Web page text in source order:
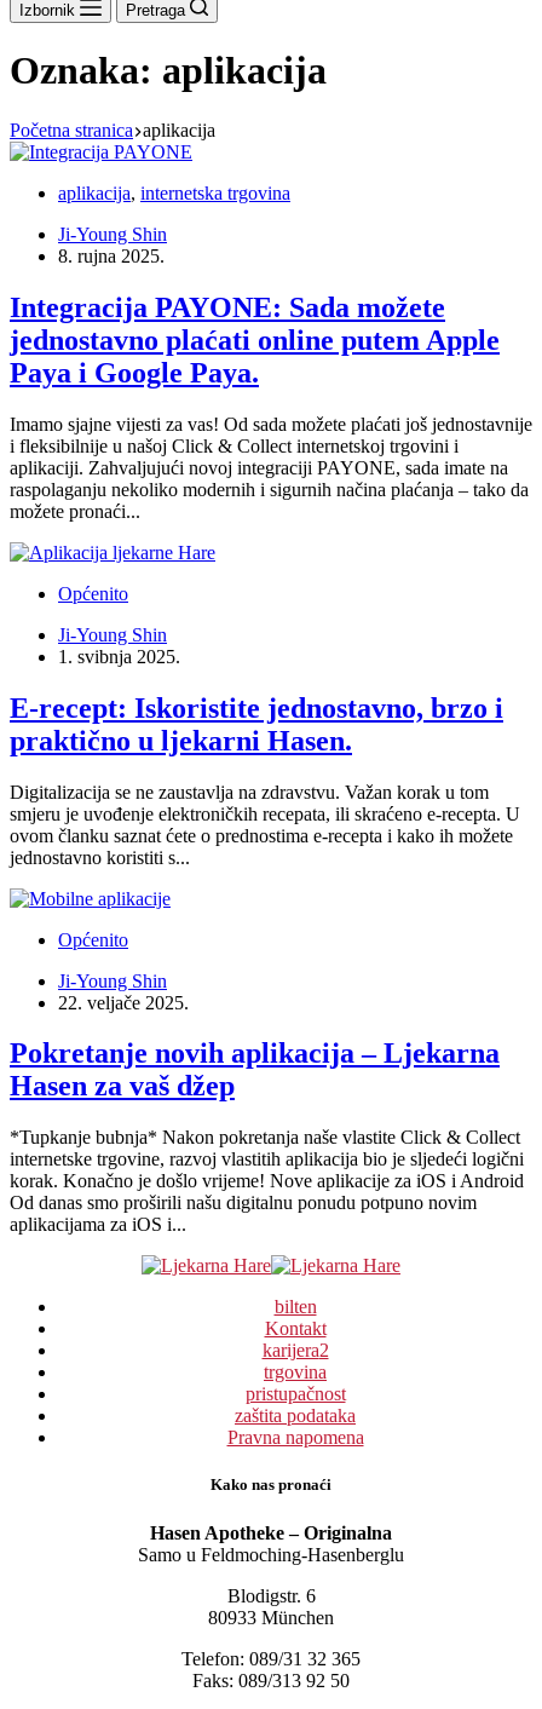
Izbornik Pretraga
Oznaka: aplikacija
Početna stranica aplikacija
aplikacija, internetska trgovina
Ji-Young Shin
8. rujna 2025.
Integracija PAYONE: Sada možete
jednostavno plaćati online putem Apple
Paya i Google Paya.
Imamo sjajne vijesti za vas! Od sada možete plaćati još jednostavnije
i fleksibilnije u našoj Click & Collect internetskoj trgovini i
aplikaciji. Zahvaljujući novoj integraciji PAYONE, sada imate na
raspolaganju nekoliko modernih i sigurnih načina plaćanja – tako da
možete pronaći...
Općenito
Ji-Young Shin
1. svibnja 2025.
E-recept: Iskoristite jednostavno, brzo i
praktično u ljekarni Hasen.
Digitalizacija se ne zaustavlja na zdravstvu. Važan korak u tom
smjeru je uvođenje elektroničkih recepata, ili skraćeno e-recepta. U
ovom članku saznat ćete o prednostima e-recepta i kako ih možete
jednostavno koristiti s...
Općenito
Ji-Young Shin
22. veljače 2025.
Pokretanje novih aplikacija – Ljekarna
Hasen za vaš džep
*Tupkanje bubnja* Nakon pokretanja naše vlastite Click & Collect
internetske trgovine, razvoj vlastitih aplikacija bio je sljedeći logični
korak. Konačno je došlo vrijeme! Nove aplikacije za iOS i Android
Od danas smo proširili našu digitalnu ponudu potpuno novim
aplikacijama za iOS i...
bilten
Kontakt
karijera2
trgovina
pristupačnost
zaštita podataka
Pravna napomena
Kako nas pronaći
Hasen Apotheke – Originalna
Samo u Feldmoching-Hasenberglu
Blodigstr. 6
80933 München
Telefon: 089/31 32 365
Faks: 089/313 92 50